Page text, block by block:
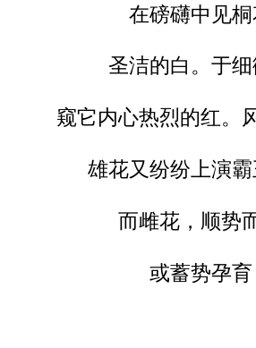
在磅礴中见
圣洁的白。于细
窥它内心热烈的红。
雄花又纷纷上演
而雌花，顺势
或蓄势孕育